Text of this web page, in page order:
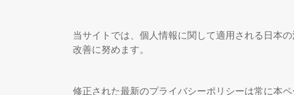
当サイトでは、個人情報に関して適用される日本
改善に努めます。
修正された最新のプライバシーポリシーは常に本ペ